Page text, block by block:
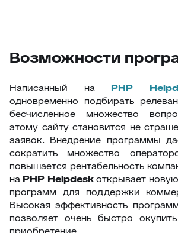
Возможности
Написанный на PHP
одновременно подбирать
бесчисленное множество
этому сайту становится не
заявок. Внедрение программы
сократить множество
повышается рентабельность
на PHP Helpdeskоткрывает
программ для поддержки
Высокая эффективность
позволяет очень быстро